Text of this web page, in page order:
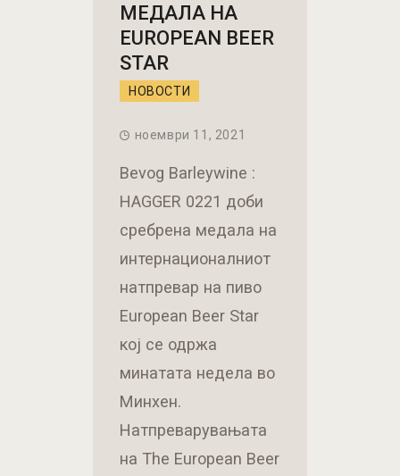
МЕДАЛА НА
EUROPEAN BEER
STAR
НОВОСТИ
ноември 11, 2021
Bevog Barleywine :
HAGGER 0221 доби
сребрена медала на
интернационалниот
натпревар на пиво
European Beer Star
кој се одржа
минатата недела во
Минхен.
Натпреварувањата
на The European Beer